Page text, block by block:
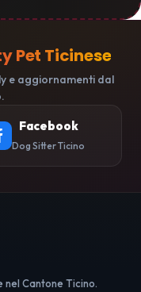
Pet Ticinese
e aggiornamenti dal
Facebook
Dog Sitter Ticino
Cantone Ticino.